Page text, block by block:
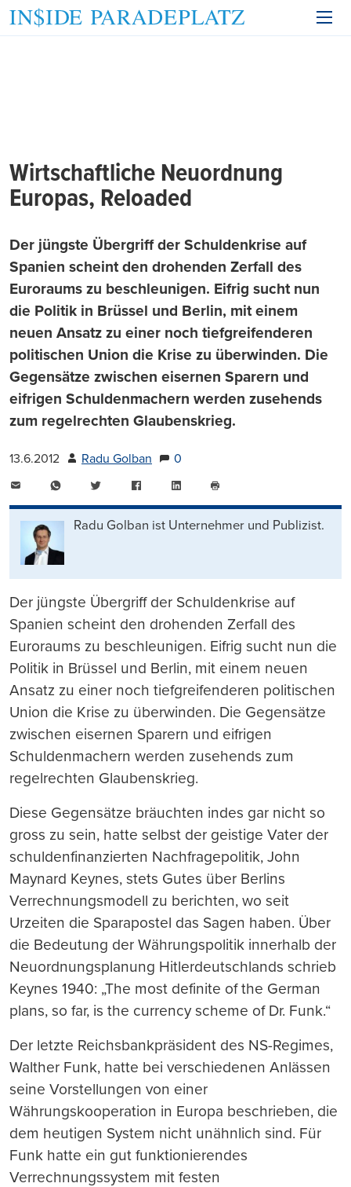
Wirtschaftliche Neuordnung
Europas, Reloaded
Der jüngste Übergriff der Schuldenkrise auf
Spanien scheint den drohenden Zerfall des
Euroraums zu beschleunigen. Eifrig sucht nun
die Politik in Brüssel und Berlin, mit einem
neuen Ansatz zu einer noch tiefgreifenderen
politischen Union die Krise zu überwinden. Die
Gegensätze zwischen eisernen Sparern und
eifrigen Schuldenmachern werden zusehends
zum regelrechten Glaubenskrieg.
13.6.2012 Radu Golban
0
WhatsAppTwitter FacebookLinkedIn
drucken
Radu Golban ist Unternehmer und Publizist.
Der jüngste Übergriff der Schuldenkrise auf
Spanien scheint den drohenden Zerfall des
Euroraums zu beschleunigen. Eifrig sucht nun die
Politik in Brüssel und Berlin, mit einem neuen
Ansatz zu einer noch tiefgreifenderen politischen
Union die Krise zu überwinden. Die Gegensätze
zwischen eisernen Sparern und eifrigen
Schuldenmachern werden zusehends zum
regelrechten Glaubenskrieg.
Diese Gegensätze bräuchten indes gar nicht so
gross zu sein, hatte selbst der geistige Vater der
schuldenfinanzierten Nachfragepolitik, John
Maynard Keynes, stets Gutes über Berlins
Verrechnungsmodell zu berichten, wo seit
Urzeiten die Sparapostel das Sagen haben. Über
die Bedeutung der Währungspolitik innerhalb der
Neuordnungsplanung Hitlerdeutschlands schrieb
Keynes 1940: „The most definite of the German
plans, so far, is the currency scheme of Dr. Funk.“
Der letzte Reichsbankpräsident des NS-Regimes,
Walther Funk, hatte bei verschiedenen Anlässen
seine Vorstellungen von einer
Währungskooperation in Europa beschrieben, die
dem heutigen System nicht unähnlich sind. Für
Funk hatte ein gut funktionierendes
Verrechnungssystem mit festen